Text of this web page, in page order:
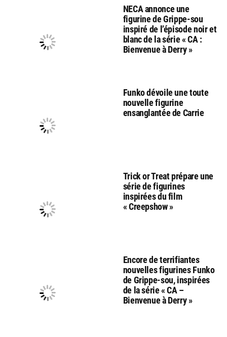
NECA annonce une
figurine de Grippe-sou
inspiré de l’épisode noir et
blanc de la série « CA :
Bienvenue à Derry »
Funko dévoile une toute
nouvelle figurine
ensanglantée de Carrie
Trick or Treat prépare une
série de figurines
inspirées du film
« Creepshow »
Encore de terrifiantes
nouvelles figurines Funko
de Grippe-sou, inspirées
de la série « CA –
Bienvenue à Derry »